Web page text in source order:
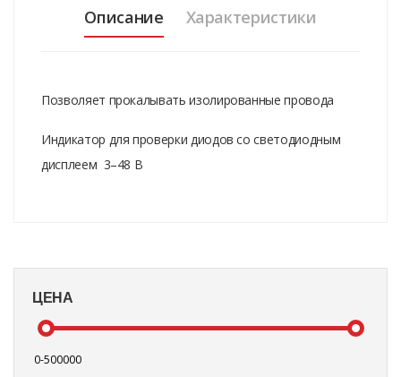
ЦЕНА
Описание Характеристики
Позволяет прокалывать изолированные провода
Индикатор для проверки диодов со светодиодным
дисплеем 3–48 В